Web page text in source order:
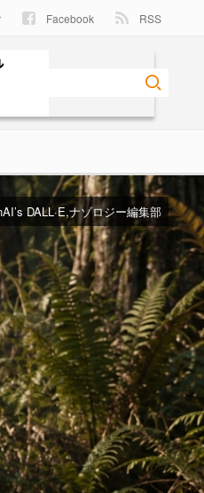
Facebook RSS
DALL·E,ナゾロジー編集部